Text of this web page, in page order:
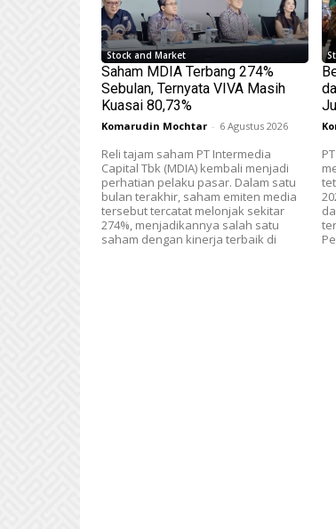
Stock and Market
Saham MDIA Terbang 274%
Sebulan, Ternyata VIVA Masih
Kuasai 80,73%
Komarudin Mochtar - 6 Agustus 2026
Reli tajam saham PT Intermedia
Capital Tbk (MDIA) kembali menjadi
perhatian pelaku pasar. Dalam satu
bulan terakhir, saham emiten media
tersebut tercatat melonjak sekitar
274%, menjadikannya salah satu
saham dengan kinerja terbaik di